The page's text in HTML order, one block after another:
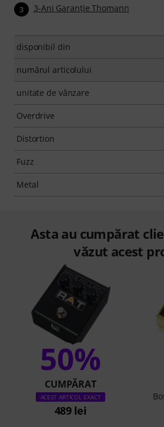
3 3-Ani Garanţie Thomann
disponibil din
numărul articolului
unitate de vânzare
Overdrive
Distortion
Fuzz
Metal
Asta au cumpărat
văzut acest
50%
CUMPĂRAT
ACEST ARTICOL EXACT
489 lei